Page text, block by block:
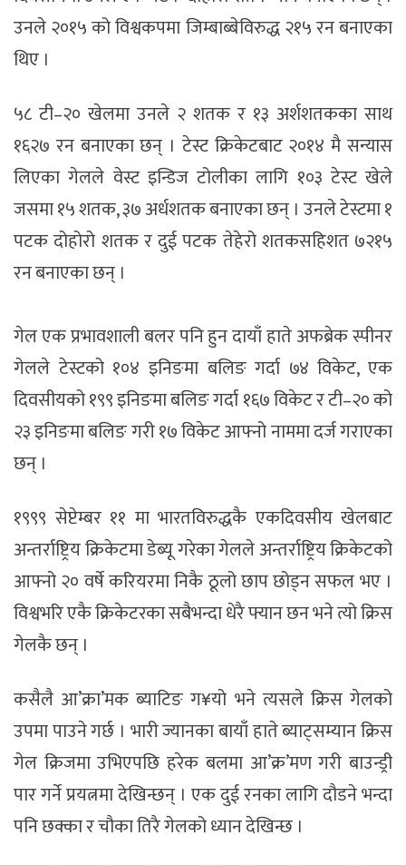
उनले २०१५ को विश्वकपमा जिम्बाब्बेविरुद्ध २१५ रन बनाएका
थिए ।
५८ टी–२० खेलमा उनले २ शतक र १३ अर्शशतकका साथ
१६२७ रन बनाएका छन् । टेस्ट क्रिकेटबाट २०१४ मै सन्यास
लिएका गेलले वेस्ट इन्डिज टोलीका लागि १०३ टेस्ट खेले
जसमा १५ शतक, ३७ अर्धशतक बनाएका छन् । उनले टेस्टमा १
पटक दोहोरो शतक र दुई पटक तेहेरो शतकसहिशत ७२१५
रन बनाएका छन् ।
गेल एक प्रभावशाली बलर पनि हुन दायाँ हाते अफब्रेक स्पीनर
गेलले टेस्टको १०४ इनिङमा बलिङ गर्दा ७४ विकेट, एक
दिवसीयको १९९ इनिङमा बलिङ गर्दा १६७ विकेट र टी–२० को
२३ इनिङमा बलिङ गरी १७ विकेट आफ्नो नाममा दर्ज गराएका
छन् ।
१९९९ सेप्टेम्बर ११ मा भारतविरुद्धकै एकदिवसीय खेलबाट
अन्तर्राष्ट्रिय क्रिकेटमा डेब्यू गरेका गेलले अन्तर्राष्ट्रिय क्रिकेटको
आफ्नो २० वर्षे करियरमा निकै ठूलो छाप छोड्न सफल भए ।
विश्वभरि एकै क्रिकेटरका सबैभन्दा धेरै फ्यान छन भने त्यो क्रिस
गेलकै छन् ।
कसैलै आ’क्रा’मक ब्याटिङ ग¥यो भने त्यसले क्रिस गेलको
उपमा पाउने गर्छ । भारी ज्यानका बायाँ हाते ब्याट्सम्यान क्रिस
गेल क्रिजमा उभिएपछि हरेक बलमा आ’क्र’मण गरी बाउन्ड्री
पार गर्ने प्रयत्नमा देखिन्छन् । एक दुई रनका लागि दौडने भन्दा
पनि छक्का र चौका तिरै गेलको ध्यान देखिन्छ ।